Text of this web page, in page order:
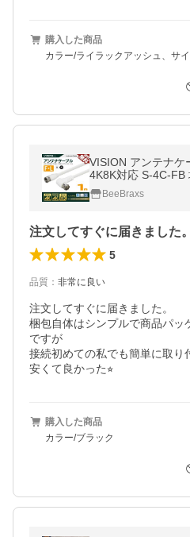
購入した商品
カラー/ライラックアッシュ、サ
VISION アンテナケ
4K8K対応 S-4C-FB
CS TV テレビ 白／
ッケージング
BeeBraxs
5
品質 ： 非常に良い
注文してすぐに届きました。
梱包自体はシンプルで商品パッ
ですが
接続初めての私でも簡単に取り
安くて良かった⭐︎
購入した商品
カラー/ブラック